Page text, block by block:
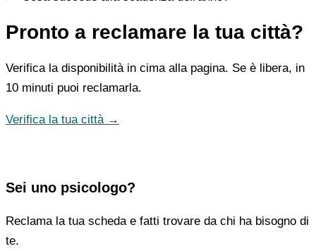
Pronto a reclamare la tua città?
Verifica la disponibilità in cima alla pagina. Se è libera, in
10 minuti puoi reclamarla.
Verifica la tua città →
Sei uno psicologo?
Reclama la tua scheda e fatti trovare da chi ha bisogno di
te.